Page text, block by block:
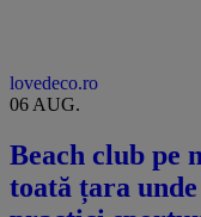
lovedeco.ro
06 AUG.
Beach club pe
toată țara